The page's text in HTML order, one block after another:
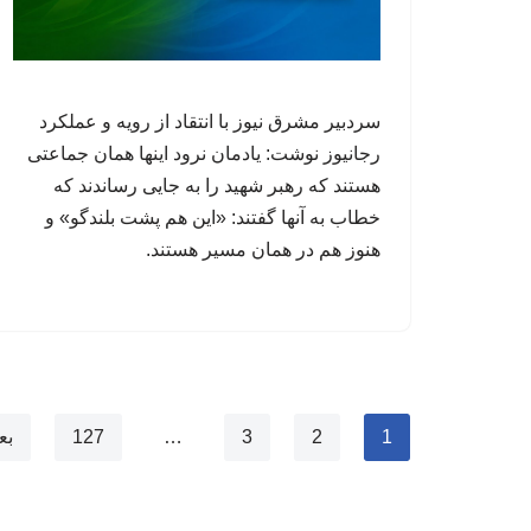
سردبیر مشرق نیوز با انتقاد از رویه و عملکرد
رجانیوز نوشت: یادمان نرود اینها همان جماعتی
هستند که رهبر شهید را به جایی رساندند که
خطاب به آنها گفتند: «این هم پشت بلندگو» ‏و
هنوز هم در همان مسیر هستند.
1
2
3
…
127